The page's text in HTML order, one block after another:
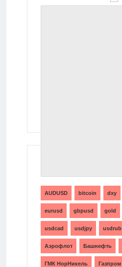
AUDUSD bitcoin dxy
eurusd gbpusd gold
usdcad usdjpy usdrub
Аэрофлот Башнефть
ГМК НорНикель Газпром